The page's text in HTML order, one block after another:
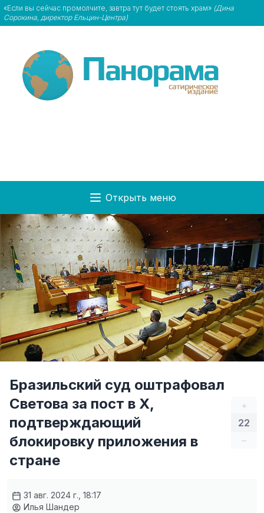
«Если вы сейчас промолчите, завтра тут будет стоять храм» (Дина
Сорокина, директор Ельцин-Центра)
Открыть меню
+
22
–
Бразильский суд оштрафовал
Светова за пост в X,
подтверждающий
блокировку приложения в
стране
31 авг. 2024 г., 18:17
Илья Шандер